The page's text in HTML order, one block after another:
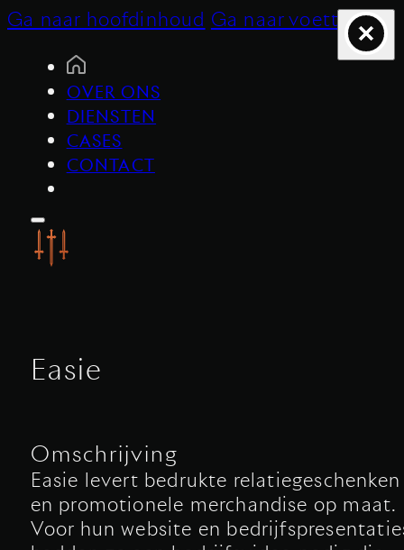
Ga naar hoofdinhoud Ga naar voettekst
OVER ONS
DIENSTEN
CASES
CONTACT
Easie
Omschrijving
Easie levert bedrukte relatiegeschenken
en promotionele merchandise op maat.
Voor hun website en